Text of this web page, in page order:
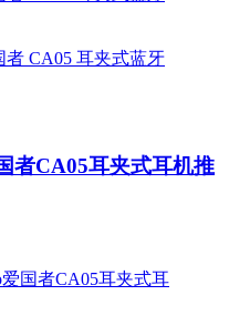
者CA05耳夹式耳机推